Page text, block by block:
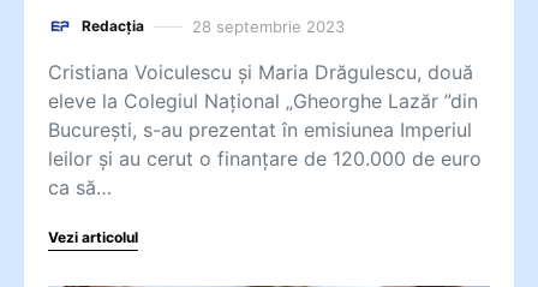
Redacția 28 septembrie 2023
Cristiana Voiculescu și Maria Drăgulescu, două
eleve la Colegiul Național „Gheorghe Lazăr ”din
București, s-au prezentat în emisiunea Imperiul
leilor și au cerut o finanțare de 120.000 de euro
ca să…
Vezi articolul